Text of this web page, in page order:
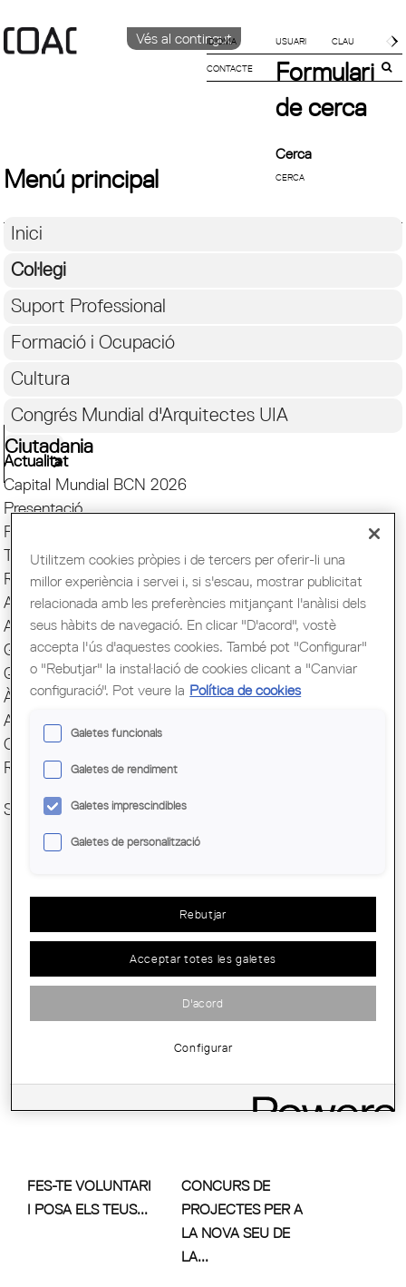
Vés al contingut
IDIOMA
CATALÀ
CONTACTE
Formulari
de cerca
Cerca
Menú principal
Inici
Col·legi
Suport Professional
Formació i Ocupació
Cultura
Congrés Mundial d'Arquitectes UIA
Ciutadania
Actualitat
Capital Mundial BCN 2026
Presentació
Finestreta única
Transparència
Responsabilitat Social
ArquiEscola
Agrupacions
Grups
Quotes i serveis
Àgora
Avantatges COAC
Comunicació
Reserva espai Sala
SOC COAC
VISITES MARQUEN
FES-TE VOLUNTARI
I POSA ELS TEUS...
CONCURS DE
PROJECTES PER A
LA NOVA SEU DE
LA...
Utilitzem cookies pròpies i de tercers per oferir-li una
millor experiència i servei i, si s'escau, mostrar publicitat
relacionada amb les preferències mitjançant l'anàlisi dels
seus hàbits de navegació. En clicar "D'acord", vostè
accepta l'ús d'aquestes cookies. També pot "Configurar"
o "Rebutjar" la instal·lació de cookies clicant a "Canviar
configuració". Pot veure la Política de cookies
Galetes funcionals
Galetes de rendiment
Galetes imprescindibles
Galetes de personalització
Rebutjar
Acceptar totes les galetes
D'acord
Configurar